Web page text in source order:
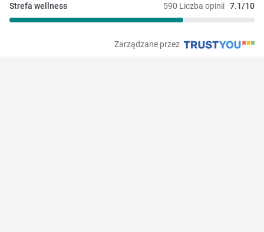
590 Liczba opinii 7.1/10
Strefa wellness
Zarządzane przez